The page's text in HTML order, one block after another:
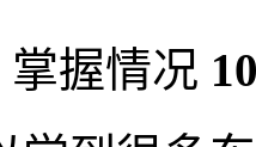
掌握情况